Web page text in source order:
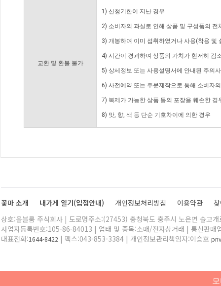
교환 및 환불 불가
1) 신청기한이 지난 경우
2) 소비자의 과실로 인해 상품 및 구성품의
3) 개봉하여 이미 섭취하였거나 사용(착용 및
4) 시간이 경과하여 상품의 가치가 현저히 감
5) 상세정보 또는 사용설명서에 안내된 주의
6) 사전예약 또는 주문제작으로 통해 소비자
7) 복제가 가능한 상품 등의 포장을 훼손한 경
8) 맛, 향, 색 등 단순 기호차이에 의한 경우
꽃마 소개 내가게 열기(입점안내) 개인정보처리방침 이용약관
상호:올블룸 주식회사 | 도로명주소:(27453) 충청북도 충주시 노은면 솔고
사업자등록번호:105-86-84013 | 업태 및 종목:소매/전자상거래 | 통신판매
대표전화:1644-8422 | 팩스:043-853-3384 | 개인정보관리책임자:이승호